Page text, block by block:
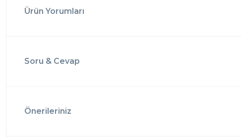
Ürün Yorumları
Soru & Cevap
Önerileriniz